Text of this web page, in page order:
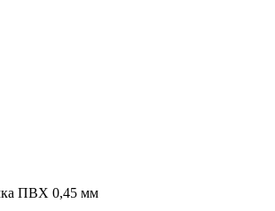
ПВХ 0,45 мм